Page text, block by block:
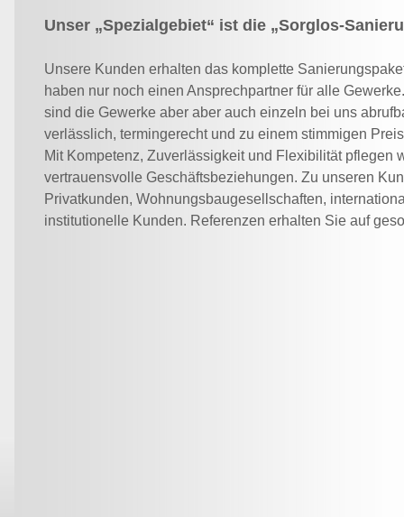
Unser „Spezialgebiet“ ist die „Sorglos-
Unsere Kunden erhalten das komplette
haben nur noch einen Ansprechpartner für alle
sind die Gewerke aber aber auch einzeln bei uns
verlässlich, termingerecht und zu einem stimmigen
Mit Kompetenz, Zuverlässigkeit und Flexibilität pflegen
vertrauensvolle Geschäftsbeziehungen. Zu unseren
Privatkunden, Wohnungsbaugesellschaften,
institutionelle Kunden. Referenzen erhalten Sie auf